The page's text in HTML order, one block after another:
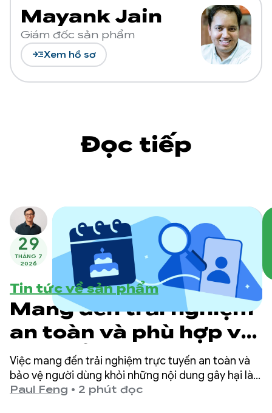
Mayank Jain
Giám đốc sản phẩm
read_moreXem hồ sơ
Đọc tiếp
29
THÁNG 7
2026
Tin tức về sản phẩm
Mang đến trải nghiệm
an toàn và phù hợp với
lứa tuổi trên Google
Play
Việc mang đến trải nghiệm trực tuyến an toàn và
bảo vệ người dùng khỏi những nội dung gây hại là
ưu tiên hàng đầu tại Google Play.
Paul Feng • 2 phút đọc